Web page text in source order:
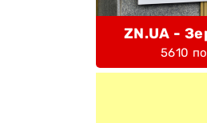
ZN.UA -
5610